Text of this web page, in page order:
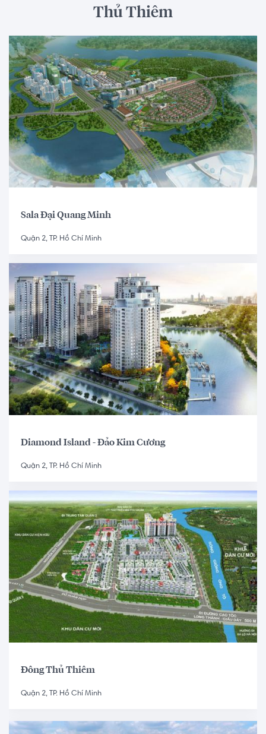
Thủ Thiêm
Sala Đại Quang Minh
Quận 2, TP. Hồ Chí Minh
Diamond Island - Đảo Kim Cương
Quận 2, TP. Hồ Chí Minh
Đông Thủ Thiêm
Quận 2, TP. Hồ Chí Minh